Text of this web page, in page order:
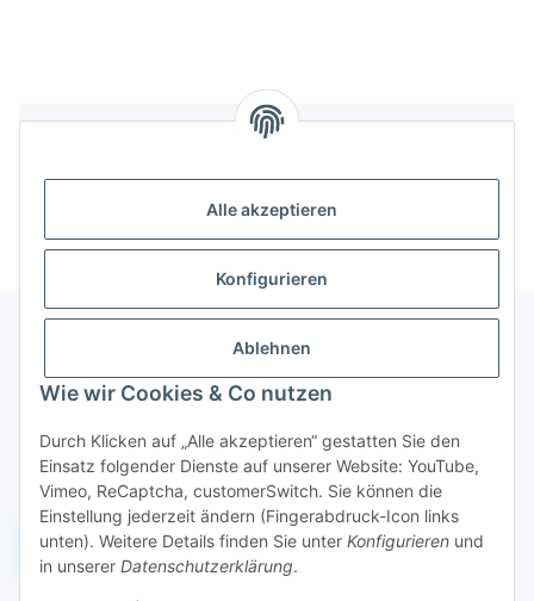
Alle akzeptieren
Konfigurieren
Ablehnen
Wie wir Cookies & Co nutzen
Durch Klicken auf „Alle akzeptieren“ gestatten Sie den
Einsatz folgender Dienste auf unserer Website: YouTube,
Vimeo, ReCaptcha, customerSwitch. Sie können die
Einstellung jederzeit ändern (Fingerabdruck-Icon links
unten). Weitere Details finden Sie unter Konfigurieren und
in unserer Datenschutzerklärung.
Informationen
Gesetzliche Informationen
Widerruf einreichen